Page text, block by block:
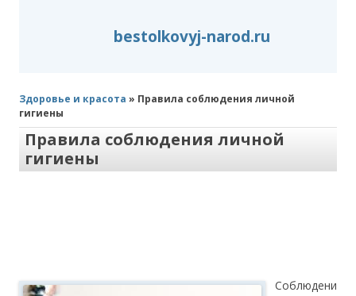
bestolkovyj-narod.ru
Здоровье и красота » Правила соблюдения личной
гигиены
Правила соблюдения личной
гигиены
Соблюдени